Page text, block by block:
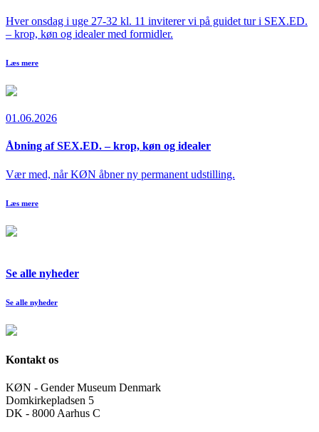
Hver onsdag i uge 27-32 kl. 11 inviterer vi på guidet tur i SEX.ED.
– krop, køn og idealer med formidler.
Læs mere
01.06.2026
Åbning af SEX.ED. – krop, køn og idealer
Vær med, når KØN åbner ny permanent udstilling.
Læs mere
Se alle nyheder
Se alle nyheder
Kontakt os
KØN - Gender Museum Denmark
Domkirkepladsen 5
DK - 8000 Aarhus C